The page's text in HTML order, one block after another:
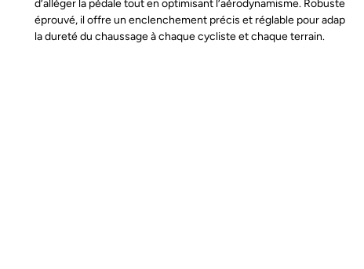
d’alléger la pédale tout en optimisant l’aérodynamisme. Robuste et
éprouvé, il offre un enclenchement précis et réglable pour adapter
la dureté du chaussage à chaque cycliste et chaque terrain.